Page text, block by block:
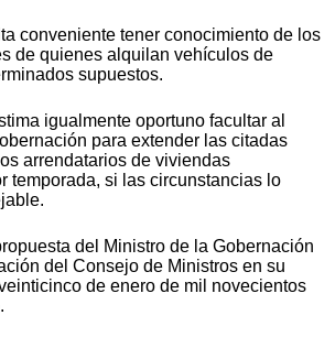
conveniente tener conocimiento de los
de quienes alquilan vehículos de
supuestos.
igualmente oportuno facultar al
para extender las citadas
arrendatarios de viviendas
temporada, si las circunstancias lo
del Ministro de la Gobernación
del Consejo de Ministros en su
de enero de mil novecientos